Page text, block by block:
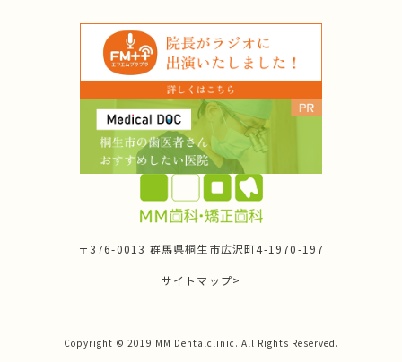
〒376-0013 群馬県桐生市広沢町4-1970-197
サイトマップ>
Copyright © 2019 MM Dentalclinic. All Rights Reserved.